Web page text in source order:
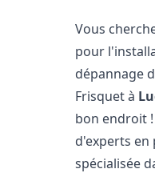
Vous
pour
dépannage
Frisquet à
bon endroit
d'experts en
spécialisée